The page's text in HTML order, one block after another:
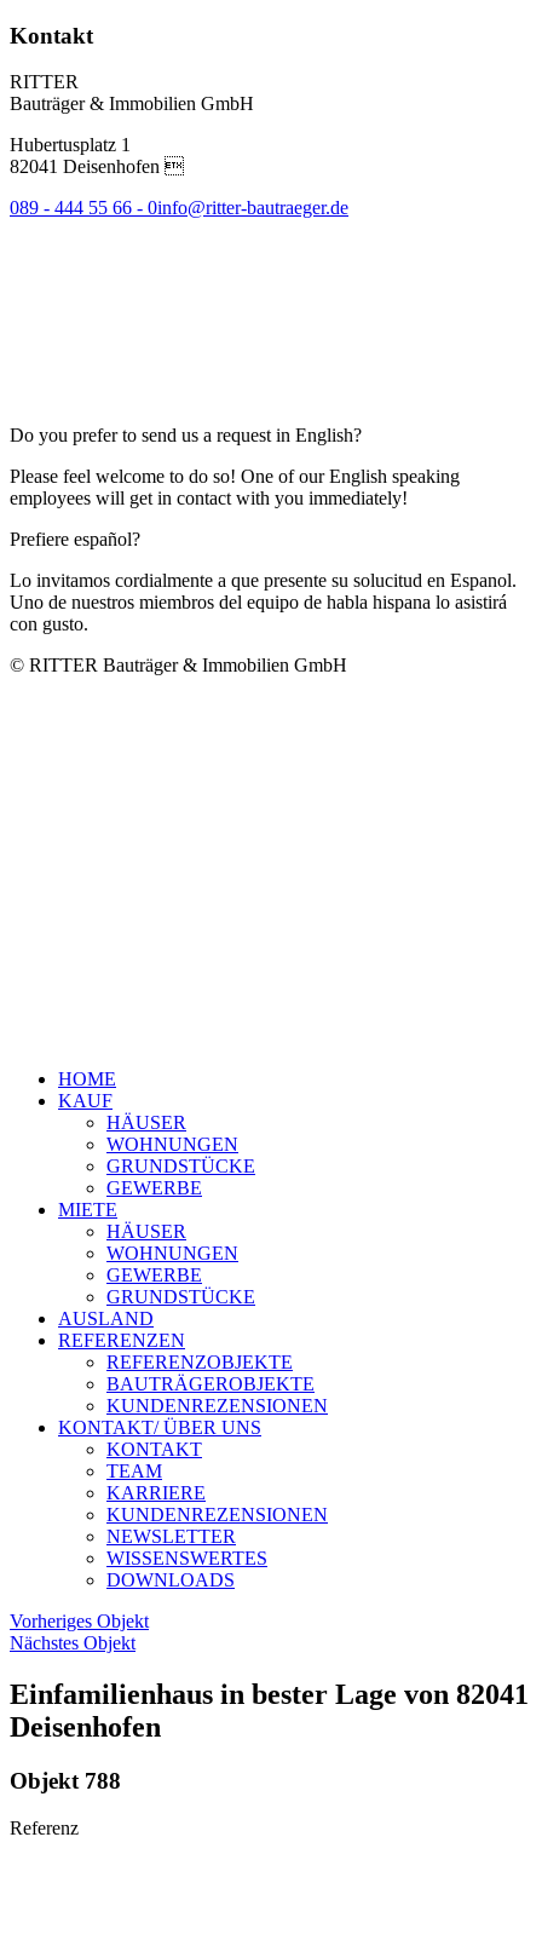
Kontakt
RITTER
Bauträger & Immobilien GmbH
Hubertusplatz 1
82041 Deisenhofen 
089 - 444 55 66 - 0info@ritter-bautraeger.de
Do you prefer to send us a request in English?
Please feel welcome to do so! One of our English speaking
employees will get in contact with you immediately!
Prefiere español?
Lo invitamos cordialmente a que presente su solucitud en Espanol.
Uno de nuestros miembros del equipo de habla hispana lo asistirá
con gusto.
© RITTER Bauträger & Immobilien GmbH
HOME
KAUF
HÄUSER
WOHNUNGEN
GRUNDSTÜCKE
GEWERBE
MIETE
HÄUSER
WOHNUNGEN
GEWERBE
GRUNDSTÜCKE
AUSLAND
REFERENZEN
REFERENZOBJEKTE
BAUTRÄGEROBJEKTE
KUNDENREZENSIONEN
KONTAKT/ ÜBER UNS
KONTAKT
TEAM
KARRIERE
KUNDENREZENSIONEN
NEWSLETTER
WISSENSWERTES
DOWNLOADS
Vorheriges Objekt
Nächstes Objekt
Einfamilienhaus in bester Lage von 82041
Deisenhofen
Objekt 788
Referenz